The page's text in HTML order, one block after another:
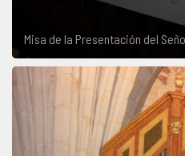
Misa de la Presentación del